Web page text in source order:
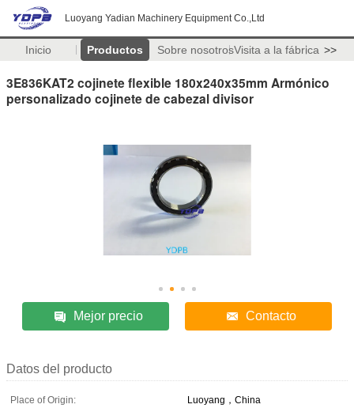
Luoyang Yadian Machinery Equipment Co.,Ltd
Inicio Productos Sobre nosotrosVisita a la fábrica >>
3E836KAT2 cojinete flexible 180x240x35mm Armónico
personalizado cojinete de cabezal divisor
Mejor precio Contacto
Datos del producto
Place of Origin:
Luoyang，China